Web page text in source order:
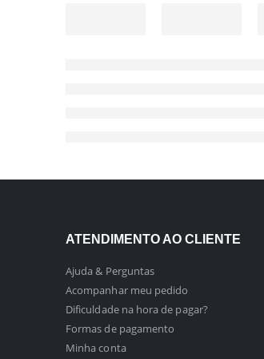
ATENDIMENTO AO CLIENTE
Ajuda & Perguntas
Acompanhar meu pedido
Dificuldade na hora de pagar?
Formas de pagamento
Minha conta